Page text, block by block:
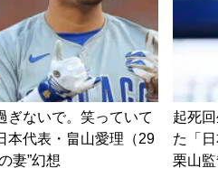
ぎないで。笑っていて
代表・畠山愛理（29
妻”幻想
起死
た「
栗山